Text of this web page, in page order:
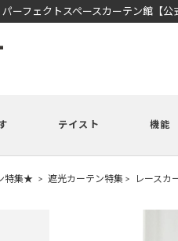
ーフェクトスペースカーテン館【公
テイスト 機能
特集★ 遮光カーテン特集 レースカ